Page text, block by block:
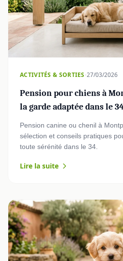
ACTIVITÉS & SORTIES·27/03/2026
Pension pour chiens à
la garde adaptée dans le
Pension canine ou chenil à
sélection et conseils pratiques
toute sérénité dans le 34.
Lire la suite